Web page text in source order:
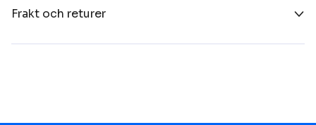
Frakt och returer